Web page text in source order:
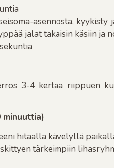
asennosta,
jalat takaisin käsiin ja
3-4 kertaa riippuen
minuuttia)
hitaalla kävelyllä
tärkeimpiin